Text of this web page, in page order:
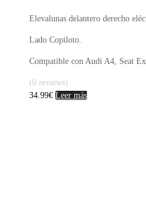
Elevalunas delantero derecho
Lado Copiloto.
Compatible con Audi A4, Seat
(0 reviews)
34.99€ Leer más